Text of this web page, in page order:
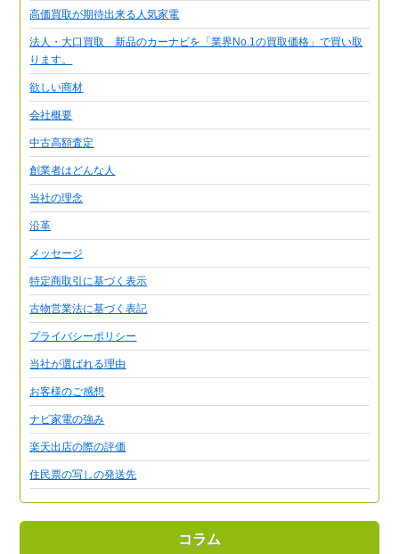
高価買取が期待出来る人気家電
法人・大口買取 新品のカーナビを「業界No.1の買取価格」で買い取
ります。
欲しい商材
会社概要
中古高額査定
創業者はどんな人
当社の理念
沿革
メッセージ
特定商取引に基づく表示
古物営業法に基づく表記
プライバシーポリシー
当社が選ばれる理由
お客様のご感想
ナビ家電の強み
楽天出店の際の評価
住民票の写しの発送先
コラム